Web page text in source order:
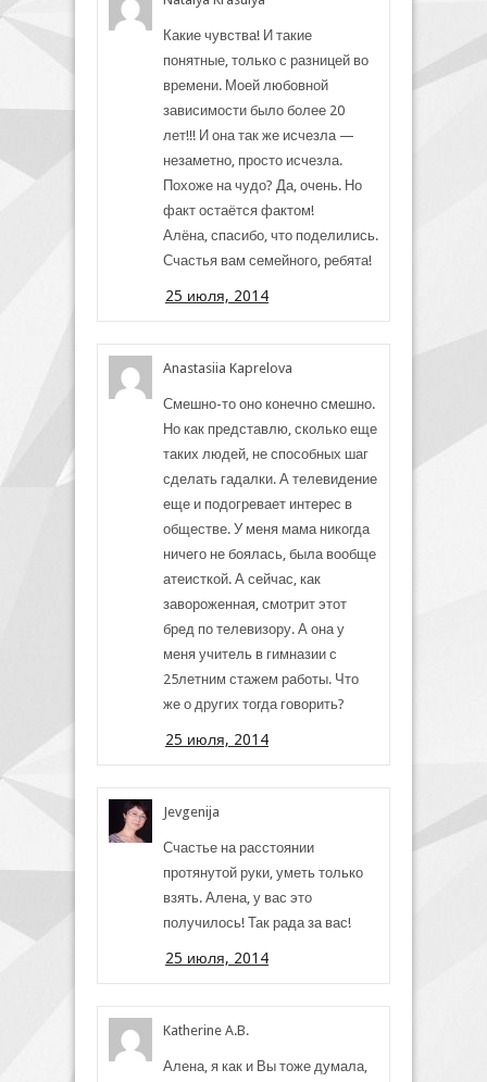
Какие чувства! И такие
понятные, только с разницей во
времени. Моей любовной
зависимости было более 20
лет!!! И она так же исчезла —
незаметно, просто исчезла.
Похоже на чудо? Да, очень. Но
факт остаётся фактом!
Алёна, спасибо, что поделились.
Счастья вам семейного, ребята!
25 июля, 2014
Anastasiia Kaprelova
Смешно-то оно конечно смешно.
Но как представлю, сколько еще
таких людей, не способных шаг
сделать гадалки. А телевидение
еще и подогревает интерес в
обществе. У меня мама никогда
ничего не боялась, была вообще
атеисткой. А сейчас, как
завороженная, смотрит этот
бред по телевизору. А она у
меня учитель в гимназии с
25летним стажем работы. Что
же о других тогда говорить?
25 июля, 2014
Jevgenija
Счастье на расстоянии
протянутой руки, уметь только
взять. Алена, у вас это
получилось! Так рада за вас!
25 июля, 2014
Katherine A.B.
Алена, я как и Вы тоже думала,